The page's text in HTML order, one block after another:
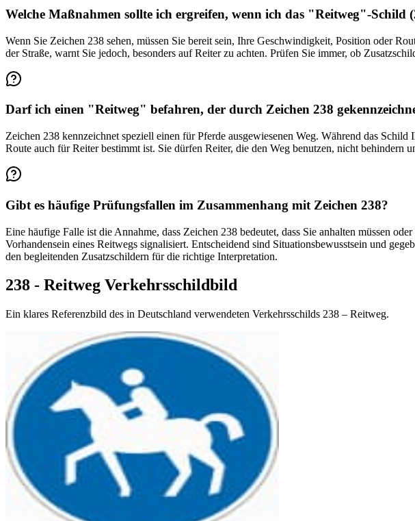
Welche Maßnahmen sollte ich ergreifen, wenn ich das "Reitweg"-Schild
Wenn Sie Zeichen 238 sehen, müssen Sie bereit sein, Ihre Geschwindigkeit, Position oder
der Straße, warnt Sie jedoch, besonders auf Reiter zu achten. Prüfen Sie immer, ob
Darf ich einen "Reitweg" befahren, der durch Zeichen 238
Zeichen 238 kennzeichnet speziell einen für Pferde ausgewiesenen Weg. Während das
Route auch für Reiter bestimmt ist. Sie dürfen Reiter, die den Weg benutzen, nicht
Gibt es häufige Prüfungsfallen im Zusammenhang mit Zeichen 238?
Eine häufige Falle ist die Annahme, dass Zeichen 238 bedeutet, dass Sie anhalten müssen
Vorhandensein eines Reitwegs signalisiert. Entscheidend sind Situationsbewusstsein und
den begleitenden Zusatzschildern für die richtige Interpretation.
238 - Reitweg Verkehrsschildbild
Ein klares Referenzbild des in Deutschland verwendeten Verkehrsschilds 238 – Reitweg.